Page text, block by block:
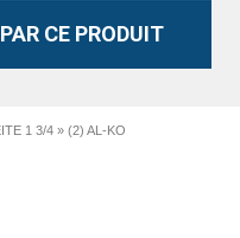
1 3/4 » (2) AL-KO
CE PRODUIT